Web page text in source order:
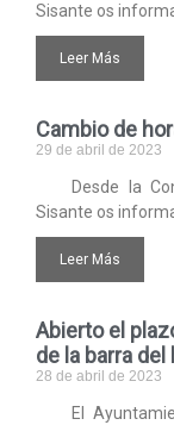
Sisante os
Leer Más
Cambio de
29 de abril de 2023
Desde la
Sisante os
Leer Más
Abierto el
de la barra del
28 de abril de 2023
El